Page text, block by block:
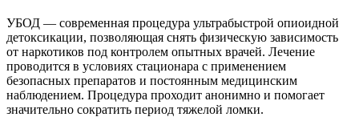
УБОД — современная процедура ультрабыстрой опиоидной
детоксикации, позволяющая снять физическую зависимость
от наркотиков под контролем опытных врачей. Лечение
проводится в условиях стационара с применением
безопасных препаратов и постоянным медицинским
наблюдением. Процедура проходит анонимно и помогает
значительно сократить период тяжелой ломки.